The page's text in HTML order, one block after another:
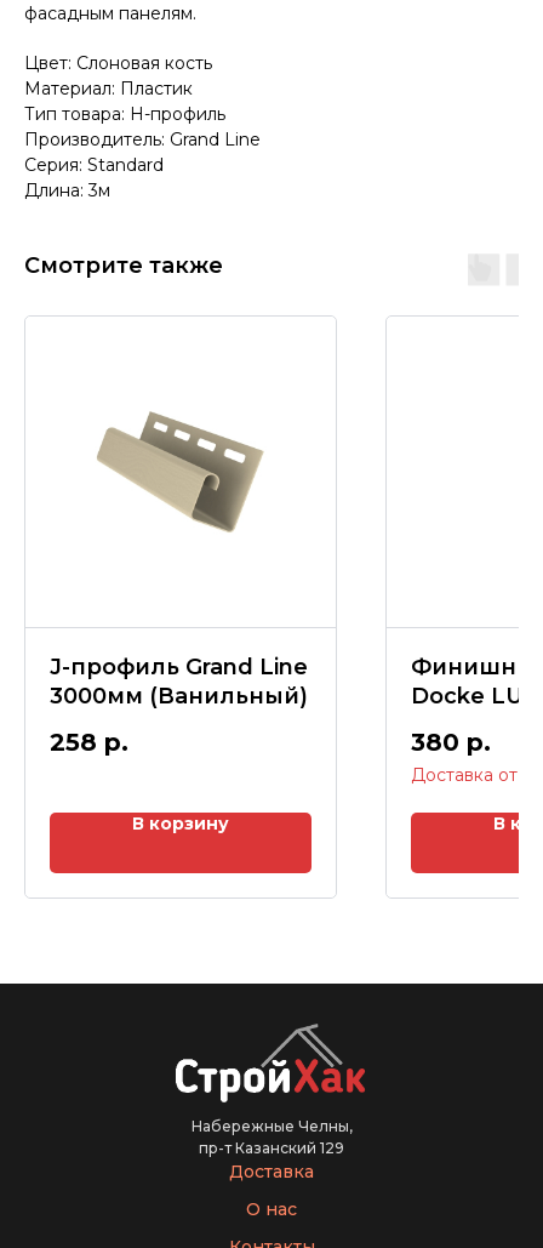
фасадным панелям.
Цвет: Слоновая кость
Материал: Пластик
Тип товара: H-профиль
Производитель: Grand Line
Серия: Standard
Длина: 3м
Смотрите также
J-профиль Grand Line
3000мм (Ванильный)
258 р.
В корзину
Docke
380 р.
В
Набережные Челны,
пр-т Казанский 129
Доставка
О нас